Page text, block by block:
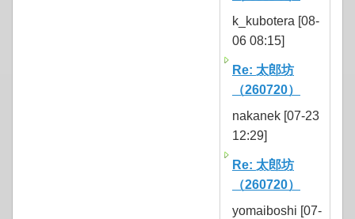
k_kubotera [08-
06 08:15]
Re: 太郎坊
（260720）
nakanek [07-23
12:29]
Re: 太郎坊
（260720）
yomaiboshi [07-